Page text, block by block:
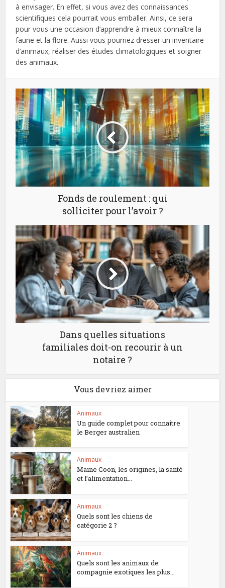
à envisager. En effet, si vous avez des connaissances
scientifiques cela pourrait vous emballer. Ainsi, ce sera
pour vous une occasion d’apprendre à mieux connaître la
faune et la flore. Aussi vous pourriez dresser un inventaire
d’animaux, réaliser des études climatologiques et soigner
des animaux.
Fonds de roulement : qui
solliciter pour l’avoir ?
Dans quelles situations
familiales doit-on recourir à un
notaire ?
Vous devriez aimer
Animaux
Un guide complet pour connaître
le Berger australien
Animaux
Maine Coon, les origines, la santé
et l’alimentation...
Animaux
Quels sont les chiens de
catégorie 2 ?
Animaux
Quels sont les animaux de
compagnie exotiques les plus...